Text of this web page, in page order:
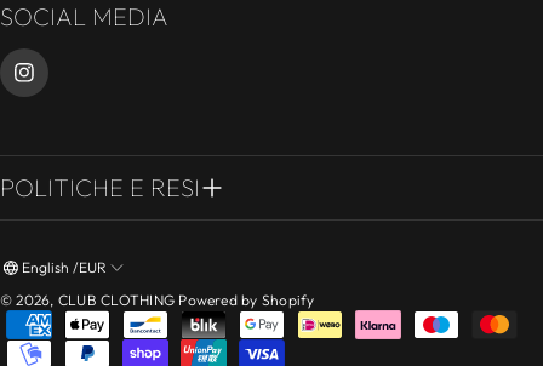
SOCIAL MEDIA
POLITICHE E RESI
English /EUR
© 2026, CLUB CLOTHING Powered by Shopify